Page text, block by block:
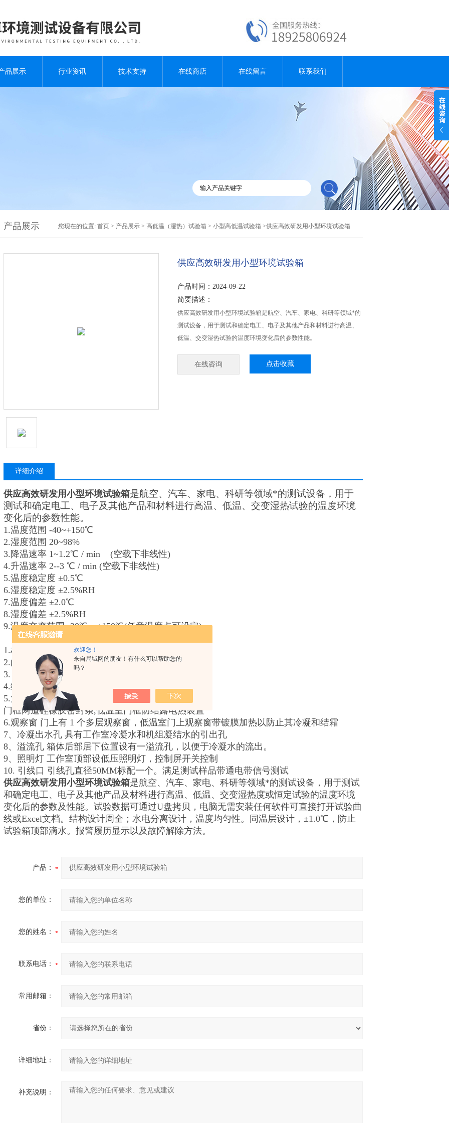
欢迎您！
来自局域网的朋友！有什么可以帮助您的
吗？
品展示 行业资讯 技术支持 在线商店 在线留言 联系我们
产品展示 您现在的位置: 首页 > 产品展示 > 高低温（湿热）试验箱 > 小型高低温试验箱 >供应高效研发用小型环境试验箱
供应高效研发用小型环境试验箱
产品时间：2024-09-22
简要描述：
供应高效研发用小型环境试验箱是航空、汽车、家电、科研等领域*的
测试设备，用于测试和确定电工、电子及其他产品和材料进行高温、
低温、交变湿热试验的温度环境变化后的参数性能。
在线咨询 点击收藏
详细介绍
供应高效研发用小型环境试验箱是航空、汽车、家电、科研等领域*的测试设备，用于
测试和确定电工、电子及其他产品和材料进行高温、低温、交变湿热试验的温度环境
变化后的参数性能。
1.温度范围 -40~+150℃
2.湿度范围 20~98%
3.降温速率 1~1.2℃ / min (空载下非线性)
4.升温速率 2--3 ℃ / min (空载下非线性)
5.温度稳定度 ±0.5℃
6.湿度稳定度 ±2.5%RH
7.温度偏差 ±2.0℃
8.湿度偏差 ±2.5%RH
9.温度交变范围 -20℃～+150℃(任意温度点可设定)
1.材料构成 3.2.1 外壁材料：冷轧钢板静电双面喷塑
2.内壁材料：SUS304 不锈钢板
3. 绝热材料：100mm 玻璃棉保温层
4.结构强度 试验箱承重能力：≤100Kg（均匀负载）
5.大门 全开单翼型箱门一扇，带门锁。
门框两道硅橡胶密封条,低温室门框防结露电热装置
6.观察窗 门上有 1 个多层观察窗，低温室门上观察窗带镀膜加热以防止其冷凝和结霜
7、冷凝出水孔 具有工作室冷凝水和机组凝结水的引出孔
8、溢流孔 箱体后部居下位置设有一溢流孔，以便于冷凝水的流出。
9、照明灯 工作室顶部设低压照明灯，控制屏开关控制
10. 引线口 引线孔直径50MM标配一个。满足测试样品带通电带信号测试
供应高效研发用小型环境试验箱是航空、汽车、家电、科研等领域*的测试设备，用于测试
和确定电工、电子及其他产品及材料进行高温、低温、交变湿热度或恒定试验的温度环境
变化后的参数及性能。试验数据可通过U盘拷贝，电脑无需安装任何软件可直接打开试验曲
线或Excel文档。结构设计周全；水电分离设计，温度均匀性。同温层设计，±1.0℃，防止
试验箱顶部滴水。报警履历显示以及故障解除方法。
产品：
您的单位：
您的姓名：
联系电话：
常用邮箱：
省份：
详细地址：
补充说明：